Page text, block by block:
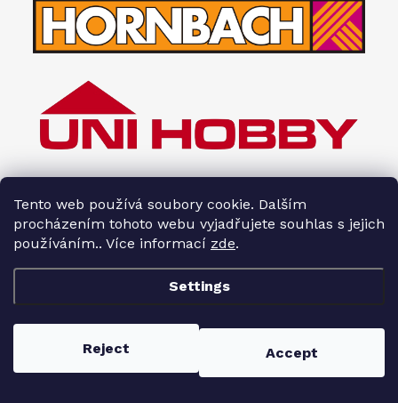
Tento web používá soubory cookie. Dalším
procházením tohoto webu vyjadřujete souhlas s jejich
používáním.. Více informací zde.
Settings
Reject Accept
Interiéry HOPA. All rights reserved.